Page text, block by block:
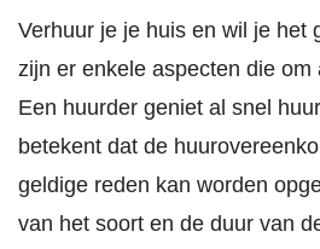
Verhuur je je huis en wil je het
zijn er enkele aspecten die om
Een huurder geniet al snel
betekent dat de
geldige reden kan worden
van het soort en de duur van